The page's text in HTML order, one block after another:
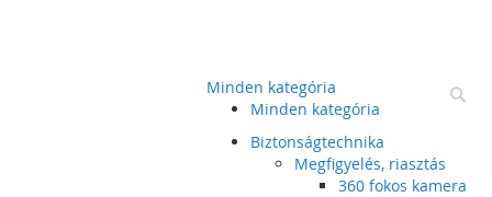
Minden kategória
Minden kategória
Biztonságtechnika
Megfigyelés, riasztás
360 fokos kamera